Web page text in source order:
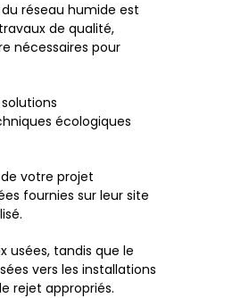
réseau humide est
de qualité,
nécessaires pour
solutions
écologiques
votre projet
fournies sur leur site
usées, tandis que le
vers les installations
rejet appropriés.